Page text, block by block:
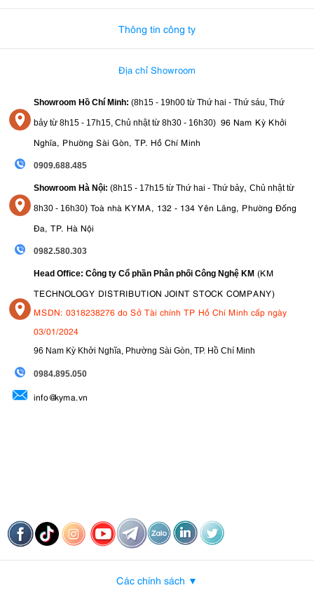
Thông tin công ty
Địa chỉ Showroom
Showroom Hồ Chí Minh: (8h15 - 19h00 từ Thứ hai - Thứ sáu, Thứ
bảy từ 8h15 - 17h15, Chủ nhật từ 8h30 - 16h30) 96 Nam Kỳ Khởi
Nghĩa, Phường Sài Gòn, TP. Hồ Chí Minh
0909.688.485
Showroom Hà Nội: (8h15 - 17h15 từ Thứ hai - Thứ bảy, Chủ nhật từ
8h30 - 16h30) Toà nhà KYMA, 132 - 134 Yên Lãng, Phường Đống
Đa, TP. Hà Nội
0982.580.303
Head Office: Công ty Cổ phần Phân phối Công Nghệ KM (KM
TECHNOLOGY DISTRIBUTION JOINT STOCK COMPANY)
MSDN: 0318238276 do Sở Tài chính TP Hồ Chí Minh cấp ngày
03/01/2024
96 Nam Kỳ Khởi Nghĩa, Phường Sài Gòn, TP. Hồ Chí Minh
0984.895.050
info@kyma.vn
Các chính sách ▼